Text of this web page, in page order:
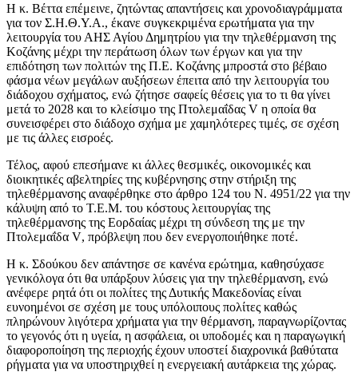
Η κ. Βέττα επέμεινε, ζητώντας απαντήσεις και χρονοδιαγράμματα
για τον Σ.Η.Θ.Υ.Α., έκανε συγκεκριμένα ερωτήματα για την
λειτουργία του ΑΗΣ Αγίου Δημητρίου για την τηλεθέρμανση της
Κοζάνης μέχρι την περάτωση όλων των έργων και για την
επιδότηση των πολιτών της Π.Ε. Κοζάνης μπροστά στο βέβαιο
φάσμα νέων μεγάλων αυξήσεων έπειτα από την λειτουργία του
διάδοχου σχήματος, ενώ ζήτησε σαφείς θέσεις για το τι θα γίνει
μετά το 2028 και το κλείσιμο της Πτολεμαΐδας V η οποία θα
συνεισφέρει στο διάδοχο σχήμα με χαμηλότερες τιμές, σε σχέση
με τις άλλες εισροές.
Τέλος, αφού επεσήμανε κι άλλες θεσμικές, οικονομικές και
διοικητικές αβελτηρίες της κυβέρνησης στην στήριξη της
τηλεθέρμανσης αναφέρθηκε στο άρθρο 124 του Ν. 4951/22 για την
κάλυψη από το Τ.Ε.Μ. του κόστους λειτουργίας της
τηλεθέρμανσης της Εορδαίας μέχρι τη σύνδεση της με την
Πτολεμαΐδα V, πρόβλεψη που δεν ενεργοποιήθηκε ποτέ.
Η κ. Σδούκου δεν απάντησε σε κανένα ερώτημα, καθησύχασε
γενικόλογα ότι θα υπάρξουν λύσεις για την τηλεθέρμανση, ενώ
ανέφερε ρητά ότι οι πολίτες της Δυτικής Μακεδονίας είναι
ευνοημένοι σε σχέση με τους υπόλοιπους πολίτες καθώς
πληρώνουν λιγότερα χρήματα για την θέρμανση, παραγνωρίζοντας
το γεγονός ότι η υγεία, η ασφάλεια, οι υποδομές και η παραγωγική
διαφοροποίηση της περιοχής έχουν υποστεί διαχρονικά βαθύτατα
ρήγματα για να υποστηριχθεί η ενεργειακή αυτάρκεια της χώρας.